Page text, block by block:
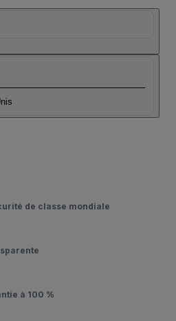
de classe mondiale
à 100 %